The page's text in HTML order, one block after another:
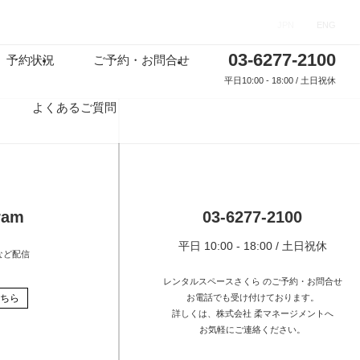
03-6277-2100
平日10:00 - 18:00 / 土日祝休
ご予約・お問合せ
予約状況
よくあるご質問
ど配信
ら
03-6277-2100
平日 10:00 - 18:00 / 土日祝休
レンタルスペースさくら のご予約・お問合せ
お電話でも受け付けております。
詳しくは、株式会社 柔マネージメントへ
お気軽にご連絡ください。